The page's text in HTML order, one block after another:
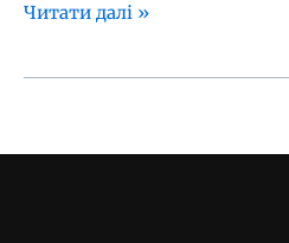
Читати далі »